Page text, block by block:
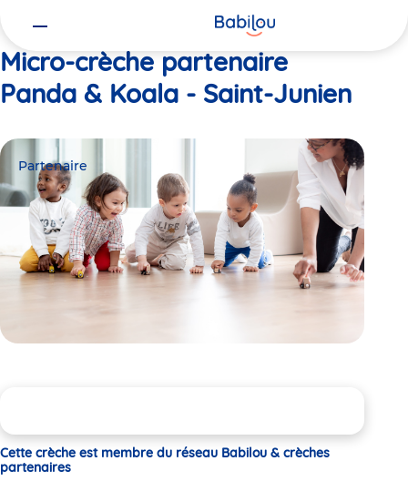
Micro-crèche partenaire
Panda & Koala - Saint-Junien
Partenaire
Cette crèche est membre du réseau Babilou & crèches
partenaires